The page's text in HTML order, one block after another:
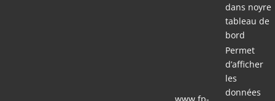
dans noyre
tableau de
bord
Permet
d’afficher
les
données